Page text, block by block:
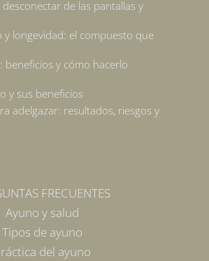
de las pantallas y
y longevidad: el compuesto que
beneficios y cómo hacerlo
y sus beneficios
adelgazar: resultados, riesgos y
FRECUENTES
Ayuno y salud
Tipos de ayuno
del ayuno